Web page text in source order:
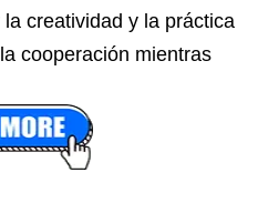
creatividad y la práctica
cooperación mientras